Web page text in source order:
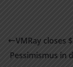
VMRay closes
Pessimismus in